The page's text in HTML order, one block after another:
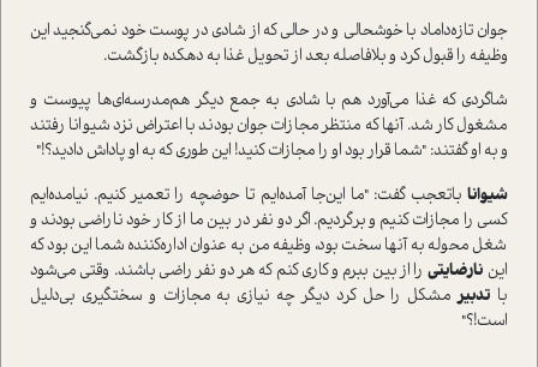
جوان تازه‌داماد با خوشحالی و در حالی که از شادی در پوست خود نمی‌گنجید این
وظیفه را قبول کرد و بلافاصله بعد از تحویل غذا به دهکده بازگشت.
شاگردی که غذا می‌آورد هم با شادی به جمع دیگر هم‌مدرسه‌ای‌ها پیوست و
مشغول کار شد. آنها که منتظر مجازات جوان بودند با اعتراض نزد شیوانا رفتند
و به او گفتند: "شما قرار بود او را مجازات کنید! این طوری که به او پاداش دادید؟!"
شیوانا باتعجب گفت: "ما این‌جا آمده‌ایم تا حوضچه را تعمیر کنیم. نیامده‌ایم
کسی را مجازات کنیم و برگردیم. اگر دو نفر در بین ما از کار خود ناراضی بودند و
شغل محوله به آنها سخت بود، وظیفه من به عنوان اداره‌کننده شما این بود که
این نارضایتی را از بین ببرم و کاری کنم که هر دو نفر راضی باشند. وقتی می‌شود
باتدبیر مشکل را حل کرد دیگر چه نیازی به مجازات و سختگیری بی‌دلیل
است!؟"